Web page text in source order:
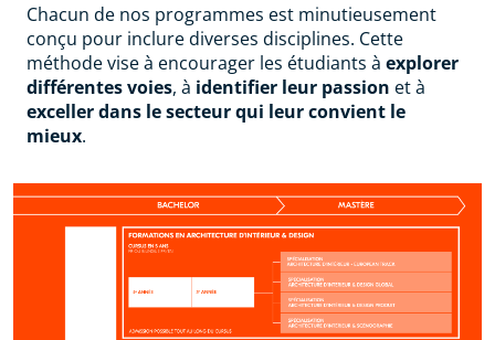
Chacun de nos programmes est minutieusement
conçu pour inclure diverses disciplines. Cette
méthode vise à encourager les étudiants à explorer
différentes voies, à identifier leur passion et à
exceller dans le secteur qui leur convient le
mieux.